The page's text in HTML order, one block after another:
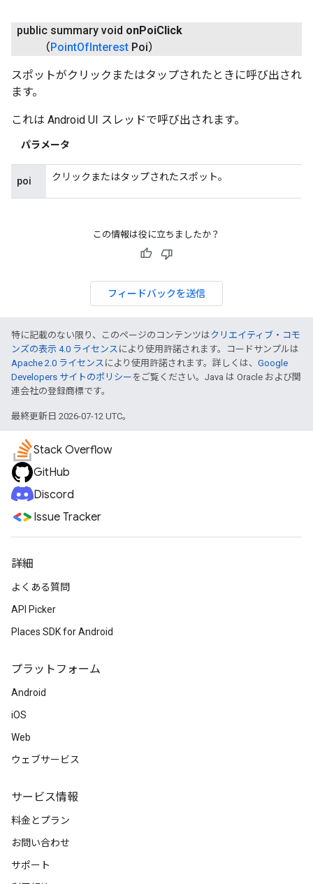
public summary void onPoiClick
（PointOfInterest Poi）
スポットがクリックまたはタップされたときに呼び出され
ます。
これは Android UI スレッドで呼び出されます。
パラメータ
poi クリックまたはタップされたスポット。
この情報は役に立ちましたか？
フィードバックを送信
特に記載のない限り、このページのコンテンツはクリエイティブ・コモ
ンズの表示 4.0 ライセンス により使用許諾されます。コードサンプルは
Apache 2.0 ライセンス により使用許諾されます。詳しくは、 Google
Developers サイトのポリシー をご覧ください。Java は Oracle および関
連会社の登録商標です。
最終更新日 2026-07-12 UTC。
Stack Overflow
GitHub
Discord
Issue Tracker
詳細
よくある質問
API Picker
Places SDK for Android
プラットフォーム
Android
iOS
Web
ウェブサービス
サービス情報
料金とプラン
お問い合わせ
サポート